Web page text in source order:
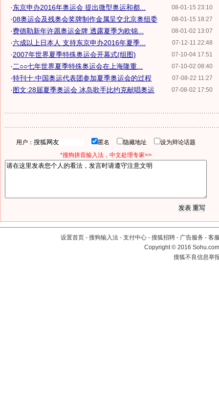
08-01-15 23:10
·东京申办2016年奥运会 提出微型奥运和都...
08-01-15 18:27
·08奥运会及残奥会奖牌制作金属呈交北京奥组委
08-01-02 13:07
·费德勒新年许愿奥运金牌 透露夏季为欧锦...
07-12-11 22:48
·六成以上日本人 支持东京申办2016年夏季...
07-10-04 17:51
·2007年世界夏季特殊奥运会开幕式(组图)
07-10-02 08:40
· 二○○七年世界夏季特殊奥运会在上海隆重...
07-08-22 11:27
·特刊十:中国奥运代表团参加夏季奥运会的过程
07-08-02 17:50
·图文:28届夏季奥运会 冰岛歌手比约克献唱奥运
用户： 匿名 隐藏地址
设为辩论话题
*搜狗拼音输入法，中文处理专家>>
设置首页 - 搜狗输入法 - 支付中心 - 搜狐招聘 - 广告服务 - 客
Copyright©2016
搜狐不良信息举